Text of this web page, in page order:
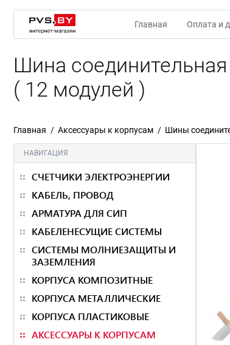
Главная Оплата и
Шина
( 12 модулей )
Главная Аксессуары к корпусам Шины
НАВИГАЦИЯ
СЧЕТЧИКИ ЭЛЕКТРОЭНЕРГИИ
КАБЕЛЬ, ПРОВОД
АРМАТУРА ДЛЯ СИП
КАБЕЛЕНЕСУЩИЕ СИСТЕМЫ
СИСТЕМЫ МОЛНИЕЗАЩИТЫ И
ЗАЗЕМЛЕНИЯ
КОРПУСА КОМПОЗИТНЫЕ
КОРПУСА МЕТАЛЛИЧЕСКИЕ
КОРПУСА ПЛАСТИКОВЫЕ
АКСЕССУАРЫ К КОРПУСАМ